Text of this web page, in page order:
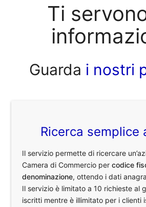
Ti
Guarda i nostri
Ricerca semplice
Il servizio permette di ricercare
Camera di Commercio percodice
denominazione, ottendo i dati
Il servizio è limitato a 10 richieste al
iscritti mentre è illimitato per i clienti